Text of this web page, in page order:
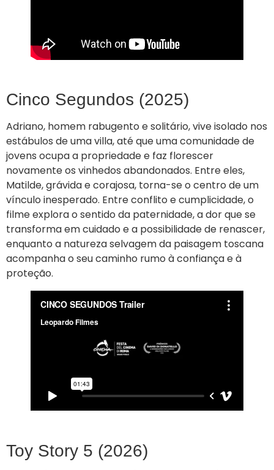
Cinco Segundos (2025)
Adriano, homem rabugento e solitário, vive isolado nos
estábulos de uma villa, até que uma comunidade de
jovens ocupa a propriedade e faz florescer
novamente os vinhedos abandonados. Entre eles,
Matilde, grávida e corajosa, torna-se o centro de um
vínculo inesperado. Entre conflito e cumplicidade, o
filme explora o sentido da paternidade, a dor que se
transforma em cuidado e a possibilidade de renascer,
enquanto a natureza selvagem da paisagem toscana
acompanha o seu caminho rumo à confiança e à
proteção.
Toy Story 5 (2026)